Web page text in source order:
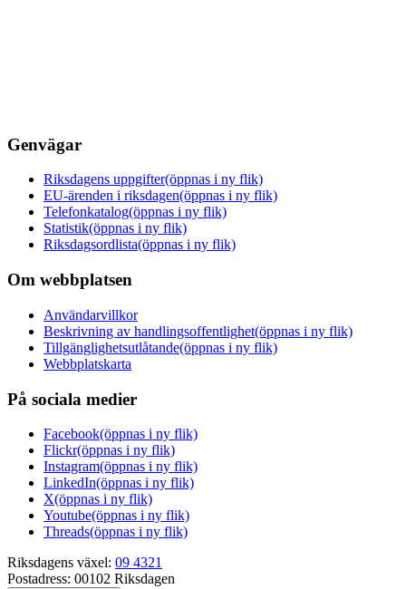
Genvägar
Riksdagens uppgifter(öppnas i ny flik)
EU-ärenden i riksdagen(öppnas i ny flik)
Telefonkatalog(öppnas i ny flik)
Statistik(öppnas i ny flik)
Riksdagsordlista(öppnas i ny flik)
Om webbplatsen
Användarvillkor
Beskrivning av handlingsoffentlighet(öppnas i ny flik)
Tillgänglighetsutlåtande(öppnas i ny flik)
Webbplatskarta
På sociala medier
Facebook(öppnas i ny flik)
Flickr(öppnas i ny flik)
Instagram(öppnas i ny flik)
LinkedIn(öppnas i ny flik)
X(öppnas i ny flik)
Youtube(öppnas i ny flik)
Threads(öppnas i ny flik)
Riksdagens växel: 09 4321
Postadress: 00102 Riksdagen